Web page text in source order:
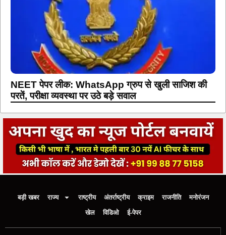
NEET पेपर लीक: WhatsApp ग्रुप से खुली साजिश की
परतें, परीक्षा व्यवस्था पर उठे बड़े सवाल
बड़ी खबर राज्य राष्ट्रीय अंतर्राष्ट्रीय क्राइम राजनीति
मनोरंजन
खेल
विडिओ ई-पेपर